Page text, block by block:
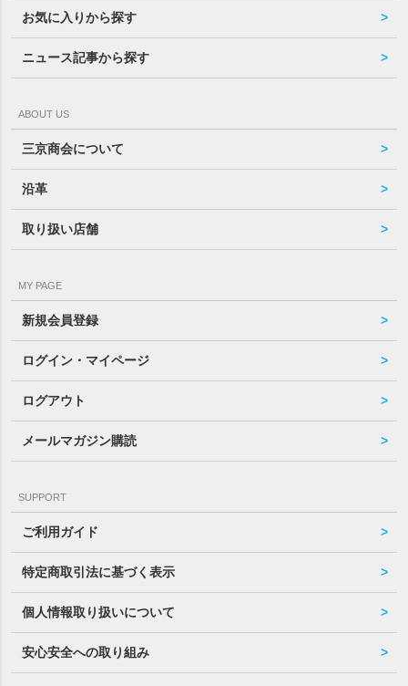
お気に入りから探す
ニュース記事から探す
ABOUT US
三京商会について
沿革
取り扱い店舗
MY PAGE
新規会員登録
ログイン・マイページ
ログアウト
メールマガジン購読
SUPPORT
ご利用ガイド
特定商取引法に基づく表示
個人情報取り扱いについて
安心安全への取り組み